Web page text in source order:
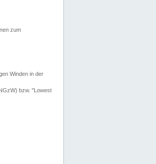
zum
Winden in der
bzw. "Lowest